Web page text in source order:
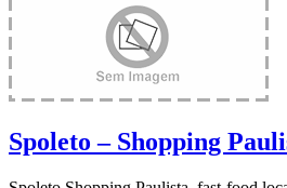
Spoleto – Shopping